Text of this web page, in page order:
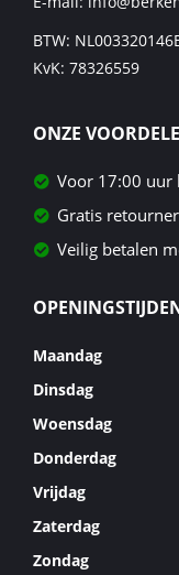
BTW:
KvK: 78326559
ONZE
Voor 17:00 uur
Gratis
Veilig betalen
Maandag
Dinsdag
Woensdag
Donderdag
Vrijdag
Zaterdag
Zondag